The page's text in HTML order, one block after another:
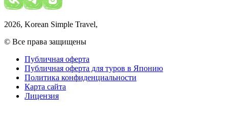
2026, Korean Simple Travel,
© Все права защищены
Публичная оферта
Публичная оферта для туров в Японию
Политика конфиденциальности
Карта сайта
Лицензия